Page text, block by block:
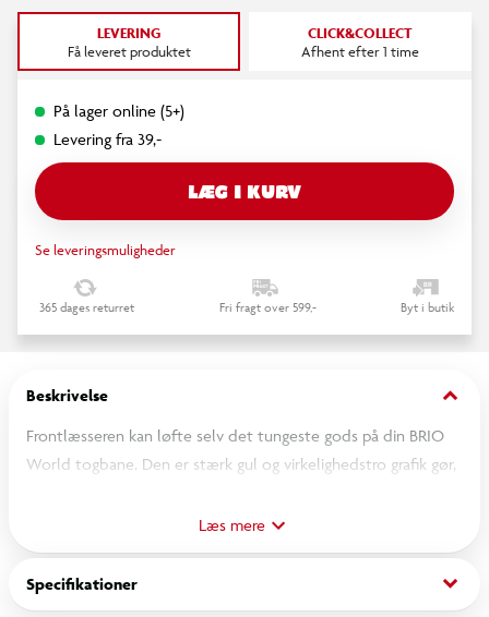
LEVERING
Få leveret produktet
CLICK&COLLECT
Afhent efter 1 time
På lager online (5+)
Levering fra 39,-
LÆG I KURV
Se leveringsmuligheder
365 dages returret Fri fragt over 599,- Byt i butik
Beskrivelse keyboard_arrow_down
Frontlæsseren kan løfte selv det tungeste gods på din BRIO
World togbane. Den er stærk gul og virkelighedstro grafik gør,
forbindes frontlæsseren med en magnet til andre BRIO
World-biler. Denne frontlæsser fremmer finmotoriske
færdigheder og giver timevis af fantasifuld sjov. Nem at styre
med én hånd ved at løfte og sænke håndtaget. BRIO træ- og
Læs mere
Specifikationer keyboard_arrow_down